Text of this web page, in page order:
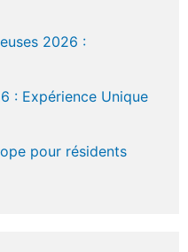
2026 :
: Expérience Unique
pour résidents